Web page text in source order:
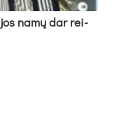
na­mų dar rei­